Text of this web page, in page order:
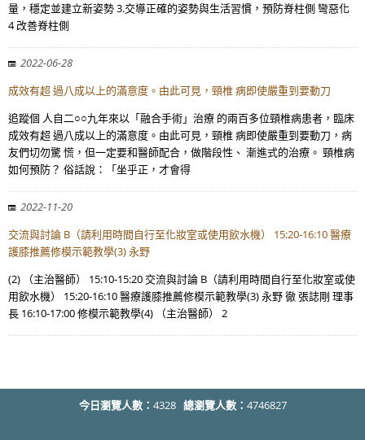
量，穩定並建立新姿勢 3.交導正確的姿勢與生活習慣，預防脊柱側 彎惡化
4 改善脊柱側
2022-06-28
成效有超 過八成以上的滿意度。由此可見，頸椎 病即使嚴重到要動刀
追蹤個 人自二○○九年來以「融合手術」治療 的兩百多位頸椎病患者，臨床
成效有超 過八成以上的滿意度。由此可見，頸椎 病即使嚴重到要動刀，病
友們切勿驚 慌，但一定要和醫師配合，做階段性、 漸進式的治療。 頸椎病
如何預防？ 俗話說：「坐乎正，才會得
2022-11-20
交流與討論 B（請利用時間自行至化妝室或使用飲水機） 15:20-16:10 醫療
護膝推薦修模示範教學(3) 永野
(2) （主治醫師） 15:10-15:20 交流與討論 B（請利用時間自行至化妝室或使
用飲水機） 15:20-16:10 醫療護膝推薦修模示範教學(3) 永野 徹 張誌剛 理事
長 16:10-17:00 修模示範教學(4) （主治醫師） 2
今日瀏覽人數： 4328 總瀏覽人數： 4746827